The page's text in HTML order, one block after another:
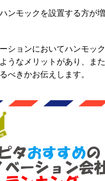
ンモックを設置する方が
ションにおいてハンモッ
うなメリットがあり、ま
べきかお伝えします。